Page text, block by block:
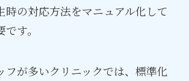
時の対応方法をマニュアル化して
す。
フが多いクリニックでは、標準化